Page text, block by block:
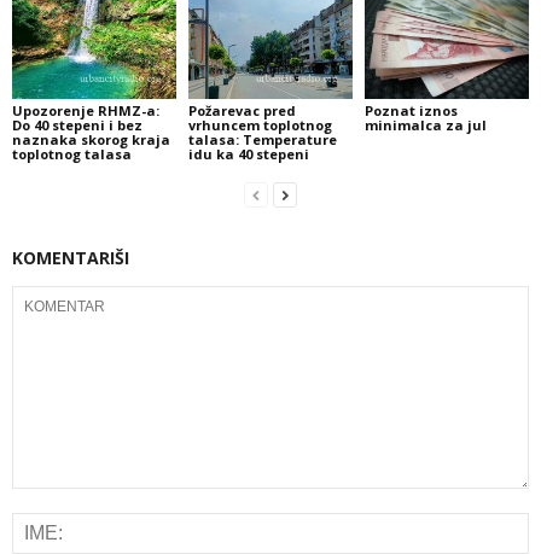
Upozorenje RHMZ-a:
Do 40 stepeni i bez
naznaka skorog kraja
toplotnog talasa
Požarevac pred
vrhuncem toplotnog
talasa: Temperature
idu ka 40 stepeni
Poznat iznos
minimalca za jul
KOMENTARIŠI